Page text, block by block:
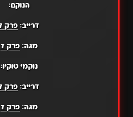
הנוקם:
דרייב: פרק 7
מגה:פרק 7
נוקמי טוקיו:
דרייב: פרק 7
מגה:פרק 7